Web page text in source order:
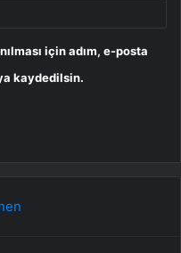
için adım, e-posta
kaydedilsin.